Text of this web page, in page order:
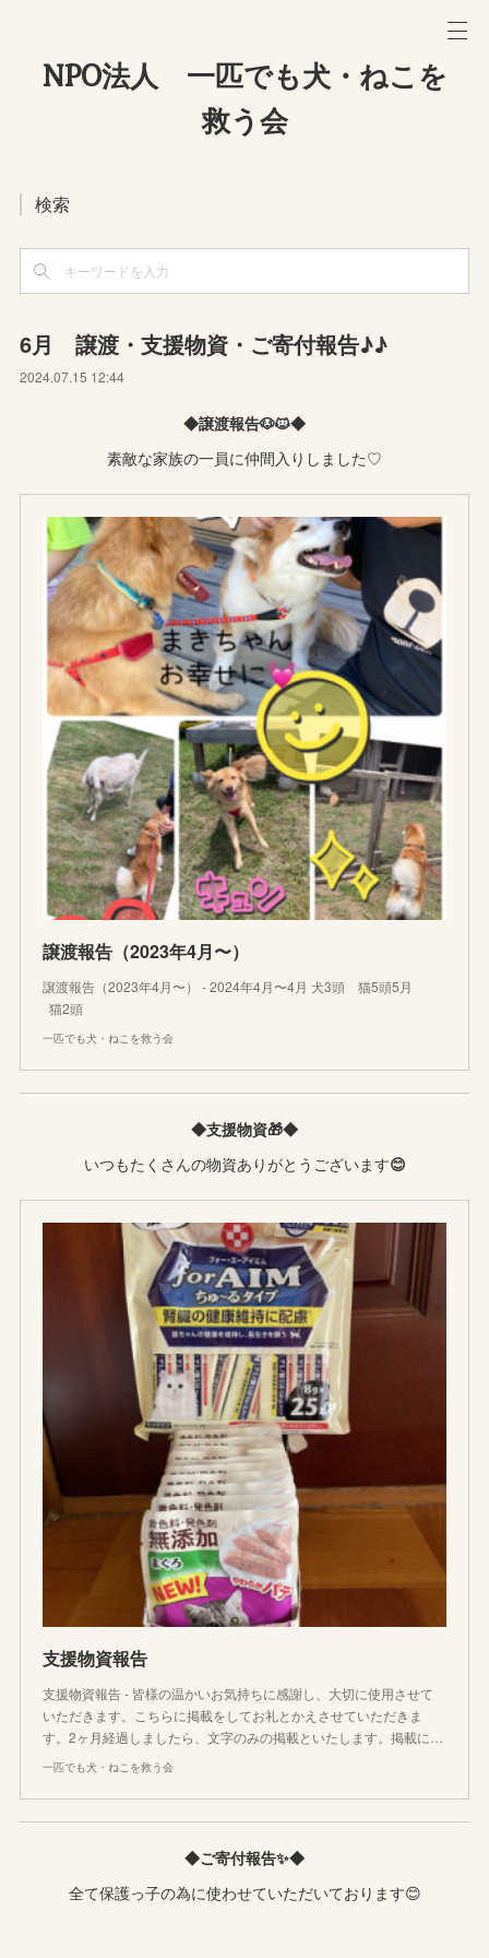
NPO法人 一匹でも犬・ねこを
救う会
検索
6月 譲渡・支援物資・ご寄付報告♪♪
2024.07.15 12:44
◆譲渡報告🐶🐱◆
素敵な家族の一員に仲間入りしました♡
譲渡報告（2023年4月〜）
譲渡報告（2023年4月〜） - 2024年4月〜4月 犬3頭 猫5頭5月
猫2頭
一匹でも犬・ねこを救う会
◆支援物資🎁◆
いつもたくさんの物資ありがとうございます😊
支援物資報告
支援物資報告 - 皆様の温かいお気持ちに感謝し、大切に使用させて
いただきます。こちらに掲載をしてお礼とかえさせていただきま
す。2ヶ月経過しましたら、文字のみの掲載といたします。掲載に…
一匹でも犬・ねこを救う会
◆ご寄付報告✨◆
全て保護っ子の為に使わせていただいております😊